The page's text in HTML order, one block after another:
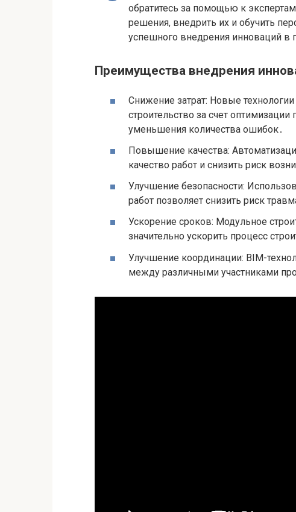
обратитесь за помощью к
решения, внедрить их и обучить
успешного внедрения инноваций в
Преимущества внедрения
Снижение затрат: Новые
строительство за счет
уменьшения количества ошибок․
Повышение качества:
качество работ и снизить риск
Улучшение безопасности:
работ позволяет снизить риск
Ускорение сроков: Модульное
значительно ускорить процесс
Улучшение координации: BIM-
между различными участниками